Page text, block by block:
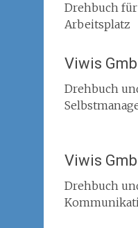
Drehbuch
Arbeitsplatz
Viwis
Drehbuch
Viwis
Drehbuch